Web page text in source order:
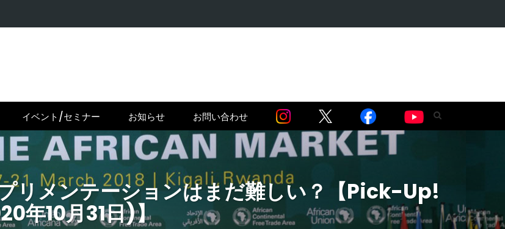
イベント/セミナー お知らせ お問い合わせ
リメンテーションはまだ難しい？【Pick-Up!
年10月31日)】